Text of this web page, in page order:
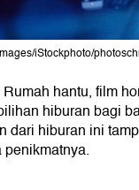
iStockphoto/
Rumah hantu, film
hiburan bagi
dari hiburan ini
penikmatnya.